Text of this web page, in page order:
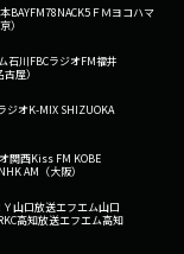
BAYFM78NACK5 ＦＭヨコハマ
）
石川FBCラジオFM福井
屋）
ジオK-MIX SHIZUOKA
関西Kiss FM KOBE
NHK AM（大阪）
Ｙ山口放送エフエム山口
高知放送エフエム高知